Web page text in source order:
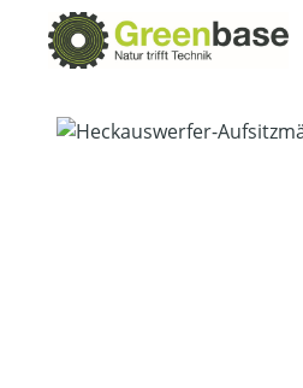
Bildergalerie überspringen